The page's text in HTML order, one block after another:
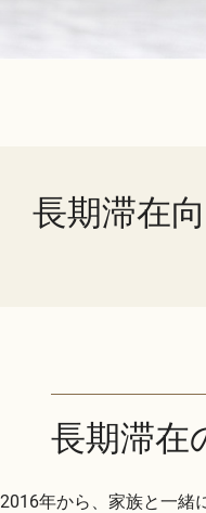
長期滞在
長期滞在
年から、家族と一緒